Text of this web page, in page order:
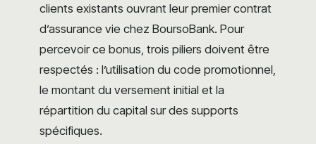
clients existants ouvrant leur premier contrat
d’assurance vie chez BoursoBank. Pour
percevoir ce bonus, trois piliers doivent être
respectés : l’utilisation du code promotionnel,
le montant du versement initial et la
répartition du capital sur des supports
spécifiques.